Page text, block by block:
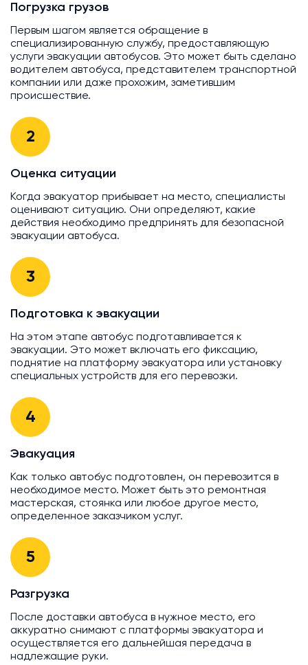
Погрузка грузов
Первым шагом является обращение в
специализированную службу, предоставляющую
услуги эвакуации автобусов. Это может быть сделано
водителем автобуса, представителем транспортной
компании или даже прохожим, заметившим
происшествие.
2
Оценка ситуации
Когда эвакуатор прибывает на место, специалисты
оценивают ситуацию. Они определяют, какие
действия необходимо предпринять для безопасной
эвакуации автобуса.
3
Подготовка к эвакуации
На этом этапе автобус подготавливается к
эвакуации. Это может включать его фиксацию,
поднятие на платформу эвакуатора или установку
специальных устройств для его перевозки.
4
Эвакуация
Как только автобус подготовлен, он перевозится в
необходимое место. Может быть это ремонтная
мастерская, стоянка или любое другое место,
определенное заказчиком услуг.
5
Разгрузка
После доставки автобуса в нужное место, его
аккуратно снимают с платформы эвакуатора и
осуществляется его дальнейшая передача в
надлежащие руки.